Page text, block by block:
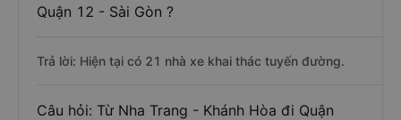
Quận 12 - Sài Gòn ?
Trả lời: Hiện tại có 21 nhà xe khai thác tuyến đường.
Câu hỏi: Từ Nha Trang - Khánh Hòa đi Quận